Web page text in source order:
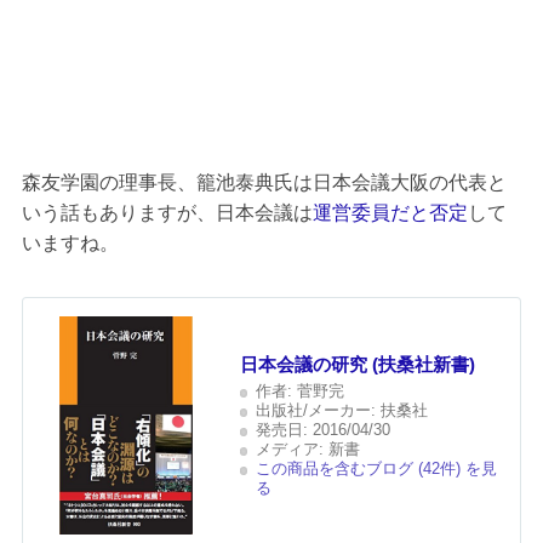
森友学園の理事長、籠池泰典氏は日本会議大阪の代表と
いう話もありますが、日本会議は運営委員だと否定 して
いますね。
日本会議の研究 (扶桑社新書)
作者: 菅野完
出版社/メーカー: 扶桑社
発売日: 2016/04/30
メディア: 新書
この商品を含むブログ (42件) を見
る